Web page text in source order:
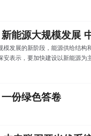
”。 这座电厂的核心，是世界
模发展的新阶段，能源供给结
安表示，要加快建设以新能源
和配置消纳能力，有效化解
份绿色答卷